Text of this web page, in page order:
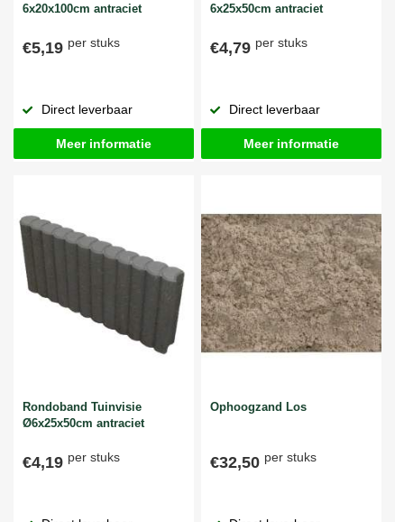
6x20x100cm antraciet
€5,19 per stuks
Direct leverbaar
Meer informatie
6x25x50cm antraciet
€4,79 per stuks
Direct leverbaar
Meer informatie
Rondoband Tuinvisie
Ø6x25x50cm antraciet
€4,19 per stuks
Ophoogzand Los
€32,50 per stuks